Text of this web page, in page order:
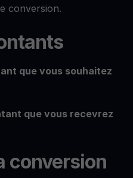
conversion.
que vous souhaitez
que vous recevrez
conversion